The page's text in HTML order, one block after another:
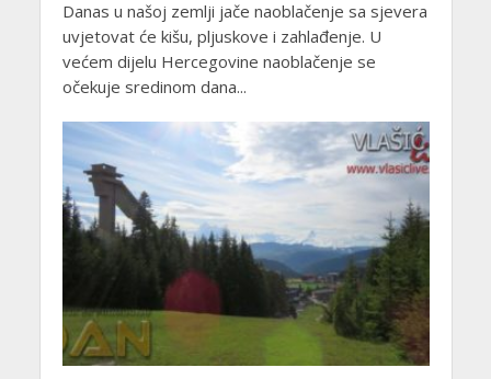
Danas u našoj zemlji jače naoblačenje sa sjevera
uvjetovat će kišu, pljuskove i zahlađenje. U
većem dijelu Hercegovine naoblačenje se
očekuje sredinom dana...